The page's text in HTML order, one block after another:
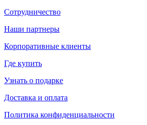
Сотрудничество
Наши партнеры
Корпоративные клиенты
Где купить
Узнать о подарке
Доставка и оплата
Политика конфиденциальности